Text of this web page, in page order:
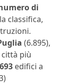
di
classifica,
(6.895),
città più
edifici a